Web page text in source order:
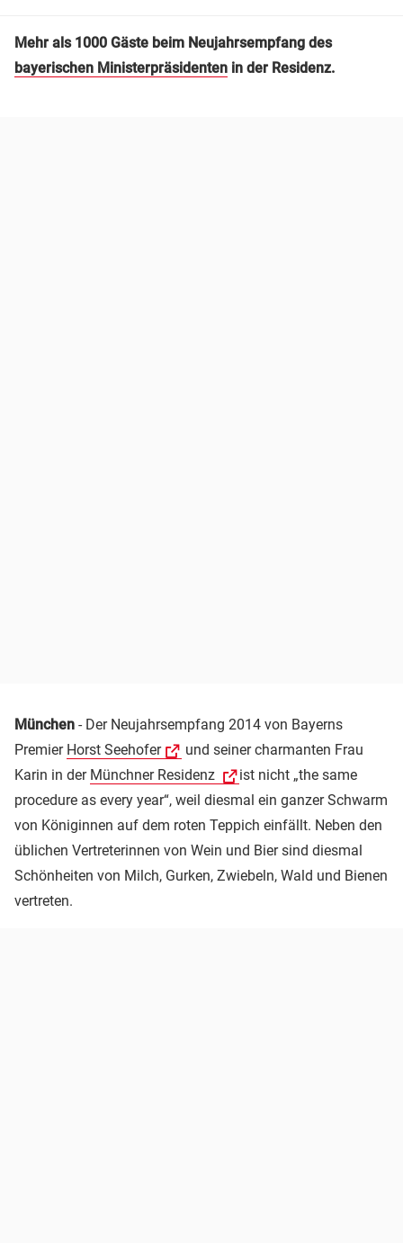
Mehr als 1000 Gäste beim Neujahrsempfang des
bayerischen Ministerpräsidenten in der Residenz.
München - Der Neujahrsempfang 2014 von Bayerns
Premier Horst Seehofer
und seiner charmanten Frau
Karin in der Münchner Residenz
ist nicht „the same
procedure as every year“, weil diesmal ein ganzer Schwarm
von Königinnen auf dem roten Teppich einfällt. Neben den
üblichen Vertreterinnen von Wein und Bier sind diesmal
Schönheiten von Milch, Gurken, Zwiebeln, Wald und Bienen
vertreten.